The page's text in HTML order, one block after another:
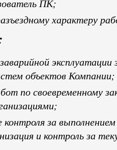
ПК;
характеру
объектов Компании;
по своевременному
за
и контроль за